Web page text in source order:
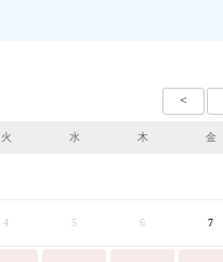
火 水 木 金
4 5 6 7